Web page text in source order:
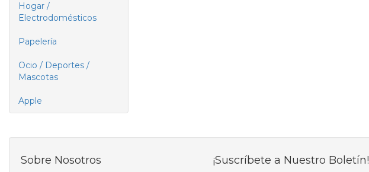
Hogar /
Electrodomésticos
Papelería
Ocio / Deportes /
Mascotas
Apple
Sobre Nosotros ¡Suscríbete a Nuestro Boletín!